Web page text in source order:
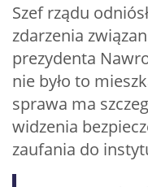
Szef rządu
zdarzenia
prezydenta
nie było to
sprawa ma
widzenia
zaufania do